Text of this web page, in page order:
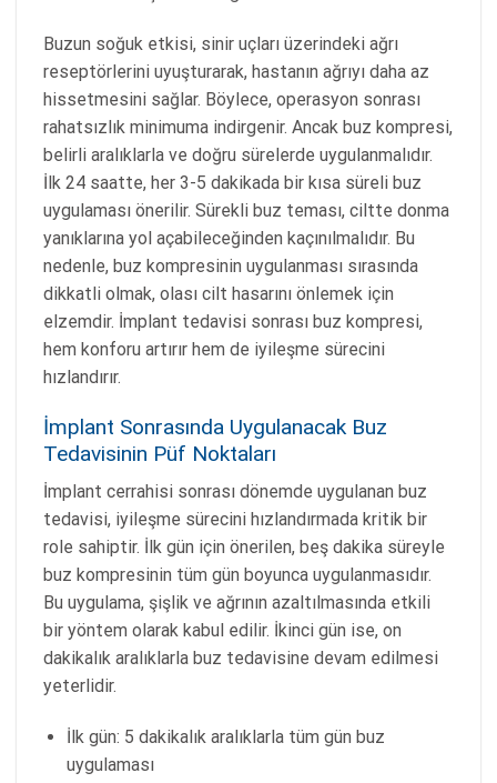
Buzun soğuk etkisi, sinir uçları üzerindeki ağrı
reseptörlerini uyuşturarak, hastanın ağrıyı daha az
hissetmesini sağlar. Böylece, operasyon sonrası
rahatsızlık minimuma indirgenir. Ancak buz kompresi,
belirli aralıklarla ve doğru sürelerde uygulanmalıdır.
İlk 24 saatte, her 3-5 dakikada bir kısa süreli buz
uygulaması önerilir. Sürekli buz teması, ciltte donma
yanıklarına yol açabileceğinden kaçınılmalıdır. Bu
nedenle, buz kompresinin uygulanması sırasında
dikkatli olmak, olası cilt hasarını önlemek için
elzemdir. İmplant tedavisi sonrası buz kompresi,
hem konforu artırır hem de iyileşme sürecini
hızlandırır.
İmplant Sonrasında Uygulanacak Buz
Tedavisinin Püf Noktaları
İmplant cerrahisi sonrası dönemde uygulanan buz
tedavisi, iyileşme sürecini hızlandırmada kritik bir
role sahiptir. İlk gün için önerilen, beş dakika süreyle
buz kompresinin tüm gün boyunca uygulanmasıdır.
Bu uygulama, şişlik ve ağrının azaltılmasında etkili
bir yöntem olarak kabul edilir. İkinci gün ise, on
dakikalık aralıklarla buz tedavisine devam edilmesi
yeterlidir.
İlk gün: 5 dakikalık aralıklarla tüm gün buz
uygulaması